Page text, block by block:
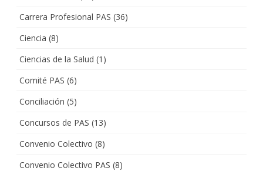
Carrera Profesional PAS (36)
Ciencia (8)
Ciencias de la Salud (1)
Comité PAS (6)
Conciliación (5)
Concursos de PAS (13)
Convenio Colectivo (8)
Convenio Colectivo PAS (8)